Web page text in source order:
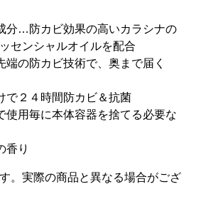
分…防カビ効果の高いカラシナの
センシャルオイルを配合
端の防カビ技術で、奥まで届く
で２４時間防カビ＆抗菌
使用毎に本体容器を捨てる必要な
香り
。実際の商品と異なる場合がござ